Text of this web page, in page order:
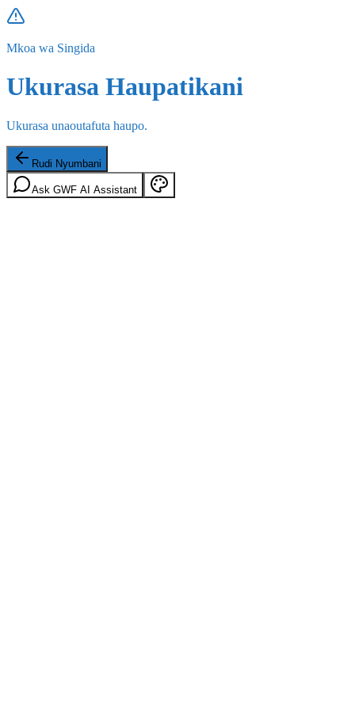
Mkoa wa Singida
Ukurasa Haupatikani
Ukurasa unaoutafuta haupo.
Rudi Nyumbani
Ask GWF AI Assistant